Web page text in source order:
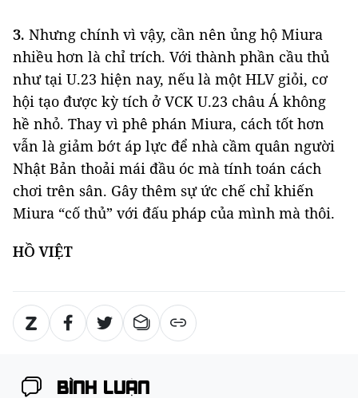
3. Nhưng chính vì vậy, cần nên ủng hộ Miura
nhiều hơn là chỉ trích. Với thành phần cầu thủ
như tại U.23 hiện nay, nếu là một HLV giỏi, cơ
hội tạo được kỳ tích ở VCK U.23 châu Á không
hề nhỏ. Thay vì phê phán Miura, cách tốt hơn
vẫn là giảm bớt áp lực để nhà cầm quân người
Nhật Bản thoải mái đầu óc mà tính toán cách
chơi trên sân. Gây thêm sự ức chế chỉ khiến
Miura “cố thủ” với đấu pháp của mình mà thôi.
HỒ VIỆT
BÌNH LUẬN